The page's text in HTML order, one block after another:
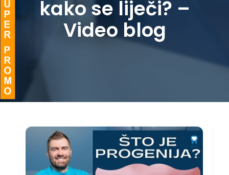
kako se liječi? –
Video blog